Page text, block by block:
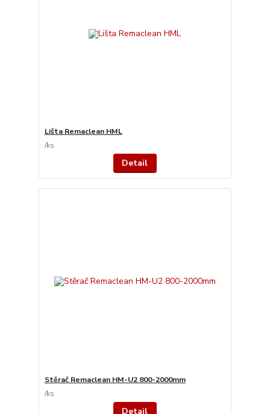
Lišta Remaclean HML
/ks
Detail
Stěrač Remaclean HM-U2 800-2000mm
/ks
Detail